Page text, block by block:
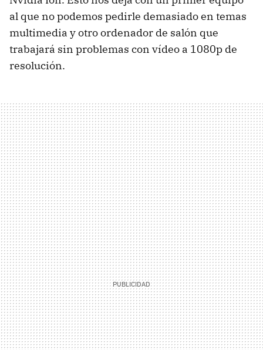
al que no podemos pedirle demasiado en temas
multimedia y otro ordenador de salón que
trabajará sin problemas con vídeo a 1080p de
resolución.